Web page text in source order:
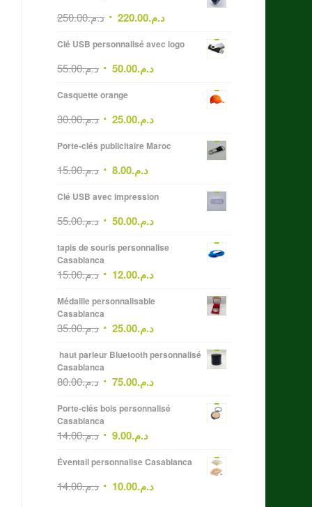
د.م.250.00 د.م.220.00
Clé USB personnalisé avec logo
د.م.55.00 د.م.50.00
Casquette orange
د.م.30.00 د.م.25.00
Porte-clés publicitaire Maroc
د.م.15.00 د.م.8.00
Clé USB avec impression
د.م.55.00 د.م.50.00
tapis de souris personnalise
Casablanca
د.م.15.00 د.م.12.00
Médaille personnalisable
Casablanca
د.م.35.00 د.م.25.00
haut parleur Bluetooth personnalisé
Casablanca
د.م.80.00 د.م.75.00
Porte-clés bois personnalisé
Casablanca
د.م.14.00 د.م.9.00
Éventail personnalise Casablanca
د.م.14.00 د.م.10.00